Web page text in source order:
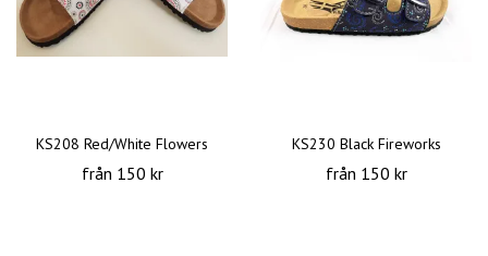
KS208 Red/White Flowers
från 150 kr
KS230 Black Fireworks
från 150 kr